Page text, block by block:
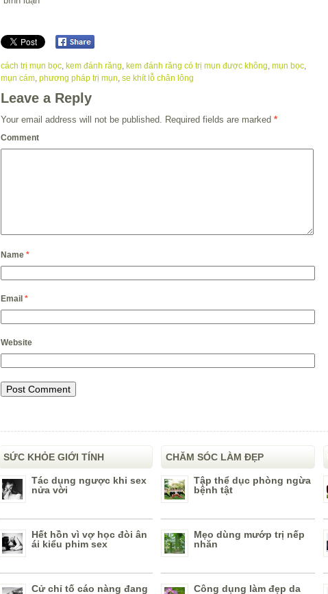
cách trị mụn bọc kem đánh răng kem đánh răng có trị mụn được không mụn bọc
mụn cám phương pháp trị mụn se khít lỗ chân lông
Leave a Reply
Your email address will not be published. Required fields are marked *
Comment
Name *
Email *
Website
SỨC KHỎE GIỚI TÍNH
Tác dụng ngược khi sex
nửa vời
Hết hồn vì vợ học đòi ân
ái kiểu phim sex
Cử chỉ tố cáo nàng đang
CHĂM SÓC LÀM ĐẸP
Tập thể dục phòng ngừa
bệnh tật
Mẹo dùng mướp trị nếp
nhăn
Công dụng làm đẹp da